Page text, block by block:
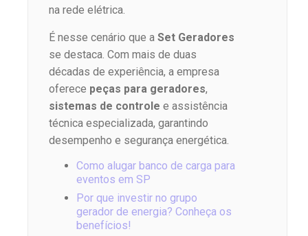
na rede elétrica.
É nesse cenário que a Set Geradores
se destaca. Com mais de duas
décadas de experiência, a empresa
oferece peças para geradores,
sistemas de controle e assistência
técnica especializada, garantindo
desempenho e segurança energética.
Como alugar banco de carga para
eventos em SP
Por que investir no grupo
gerador de energia? Conheça os
benefícios!